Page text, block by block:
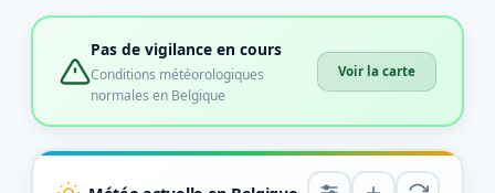
Pas de vigilance en cours
Conditions météorologiques
normales en Belgique
Voir la carte